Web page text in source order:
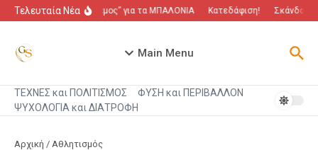
Μετάβαση στο περιεχόμενο
Τελευταία Νέα“Πόλεμος” για τα ΜΠΑΛΟΝΙΑ Κατεδάφιση! Σκάνδαλο
Main Menu
ΤΕΧΝΕΣ και ΠΟΛΙΤΙΣΜΟΣ
ΦΥΣΗ και ΠΕΡΙΒΑΛΛΟΝ
ΨΥΧΟΛΟΓΙΑ και ΔΙΑΤΡΟΦΗ
Αρχική / Αθλητισμός